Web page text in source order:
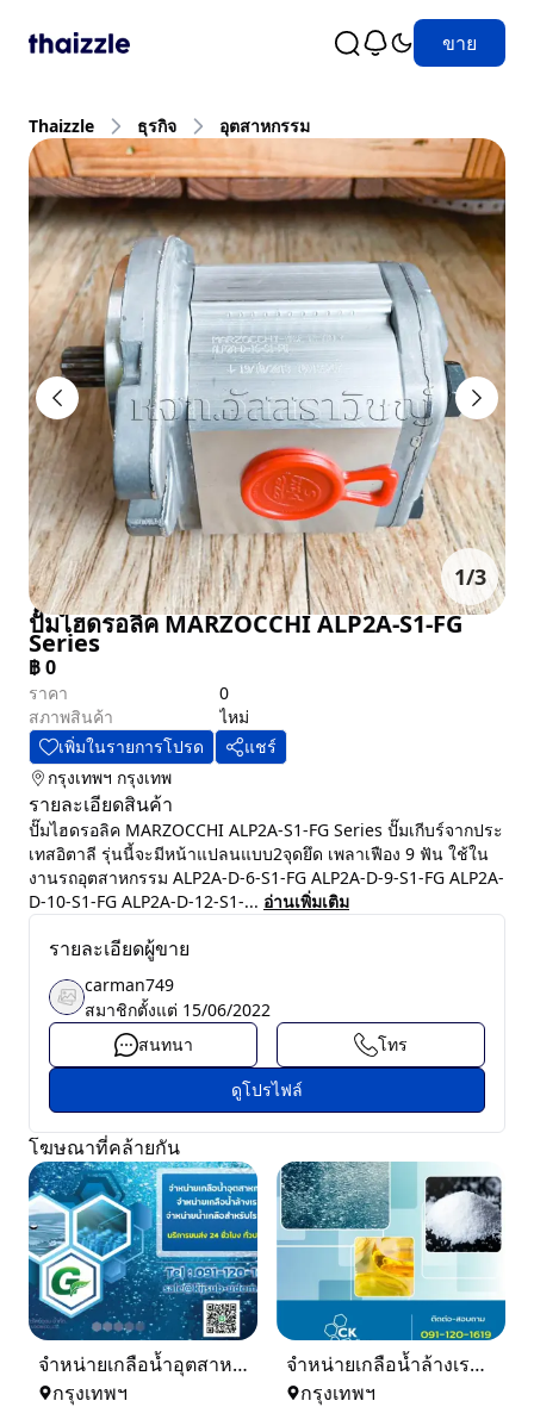
ขาย
Thaizzle ธุรกิจ อุตสาหกรรม
1/3
ปั๊มไฮดรอลิค MARZOCCHI ALP2A-S1-FG
Series
฿0
ราคา
0
สภาพสินค้า
ไหม่
เพิ่มในรายการโปรด
แชร์
กรุงเทพฯ กรุงเทพ
รายละเอียดสินค้า
ปั๊มไฮดรอลิค MARZOCCHI ALP2A-S1-FG Series ปั๊มเกีบร์จากประ
เทสอิตาลี รุ่นนี้จะมีหน้าแปลนแบบ2จุดยึด เพลาเฟือง 9 ฟัน ใช้ใน
งานรถอุตสาหกรรม ALP2A-D-6-S1-FG ALP2A-D-9-S1-FG ALP2A-
D-10-S1-FG ALP2A-D-12-S1-... อ่านเพิ่มเติม
รายละเอียดผู้ขาย
carman749
สมาชิกตั้งแต่ 15/06/2022
สนทนา
โทร
ดูโปรไฟล์
โฆษณาที่คล้ายกัน
จำหน่ายเกลือน้ำอุตสาหกรรม เกลือน้ำล้างเรซิ่น
กรุงเทพฯ
จำหน่ายเกลือน้ำล้างเรซิ่น จำหน่ายเกลือน้ำอุตสาหกรรม
กรุงเทพฯ